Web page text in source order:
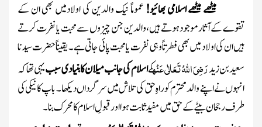
میٹھے میٹھے اسلامی بھائیو!عموماً نیک والدین کی اولادمیں بھی ان کے
تقوے کےآ ثار موجودہوتے ہیں،والدین جن چیزوں سے محبت یانفرت کرتے
ہیں ان کی اولاد میں بھی فطرتاً وہی نفرت یامحبت پائی جاتی ہے۔ یقیناً حضر ت سیدنا
سعید بن زیدرَضِیَ اللہُ تَعَالٰی عَنْہکےاسلام کی جانب میلان کابنیادی سببیہی تھاکہ
انہوں نے اپنے والد محترم کو راہِ حق کی تلاش میں سرگرداں دیکھا۔ باپ کانیکی کی
طرف رجحان بیٹے کے حق میں مفید ثابت ہوا اور قبولِ اسلام کا محرک بنا۔